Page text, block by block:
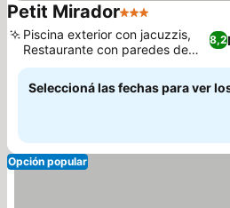
Petit Mirador3 Estrellas
8,2
Piscina exterior con jacuzzis,
Restaurante con paredes de
piedra
Seleccioná las fechas para ver
Opción popular